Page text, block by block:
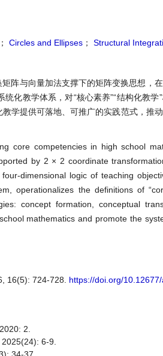
； Circles and Ellipses ； Structural
阵与向量加法支撑下的矩阵变换思想，
化教学体系，对“核心素养”“结构化教学
学提供可落地、可推广的实践范式，推
core competencies in high school
by 2 × 2 coordinate
dimensional logic of teaching
operationalizes the definitions of
concept formation, conceptual
mathematics and promote the
16(5): 724-728. https://doi.org/
2.
6-9.